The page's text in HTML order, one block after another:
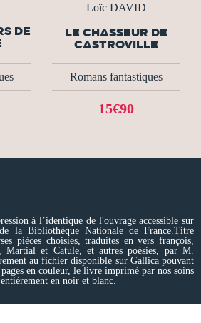
DE
Loïc DAVID
LE CHASSEUR DE
CASTROVILLE
Romans fantastiques
15€90
à l’identique de l'ouvrage accessible sur
la Bibliothèque Nationale de France.Titre
pièces choisies, traduites en vers françois,
Martial et Catule, et autres poésies, par M.
au fichier disponible sur Gallica pouvant
en couleur, le livre imprimé par nos soins
en noir et blanc.